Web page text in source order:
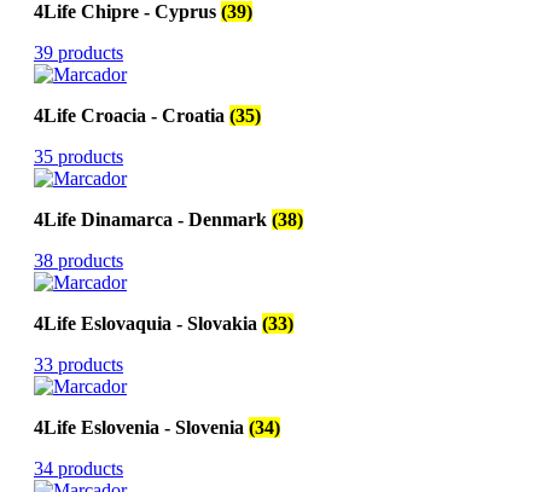
4Life Chipre - Cyprus (39)
39 products
4Life Croacia - Croatia (35)
35 products
4Life Dinamarca - Denmark (38)
38 products
4Life Eslovaquia - Slovakia (33)
33 products
4Life Eslovenia - Slovenia (34)
34 products